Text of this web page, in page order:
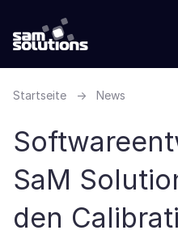
Startseite → News
SaM
den